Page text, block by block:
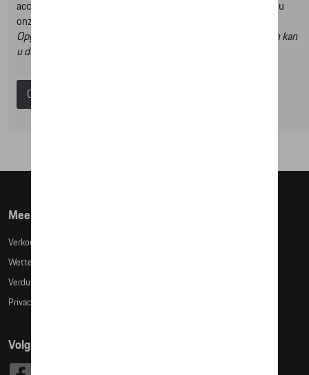
accessoire gamma, om het volledige gamma te ontdekken kan u
onze Tequipment accessoire zoeker raadplegen.
Opgelet, door op deze link te klikken verlaat u de online shop en kan
u dus geen artikels online bestellen.
Catalogus Porsche
Meer info
Verkoopsvoorwaarden
Wettelijke bepalingen
Verduidelijking kledingmaten
Privacybeleid
Volg Ons